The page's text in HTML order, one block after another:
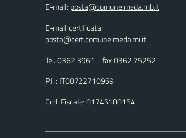
E-mail: posta@comune.meda.mb.it
E-mail certificata:
posta@cert.comune.meda.mi.it
Tel. 0362 3961 - fax 0362 75252
P.I. : IT00722710969
Cod. Fiscale: 01745100154